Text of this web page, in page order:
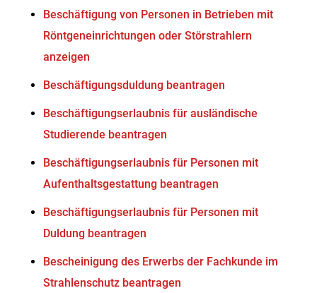
Beschäftigung von Personen in Betrieben mit
Röntgeneinrichtungen oder Störstrahlern
anzeigen
Beschäftigungsduldung beantragen
Beschäftigungserlaubnis für ausländische
Studierende beantragen
Beschäftigungserlaubnis für Personen mit
Aufenthaltsgestattung beantragen
Beschäftigungserlaubnis für Personen mit
Duldung beantragen
Bescheinigung des Erwerbs der Fachkunde im
Strahlenschutz beantragen